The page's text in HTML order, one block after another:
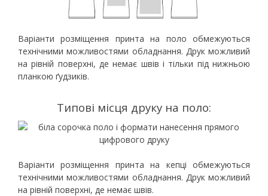
Варіанти розміщення принта на поло обмежуються
технічними можливостями обладнання. Друк можливий
на рівній поверхні, де немає швів і тільки під нижньою
планкою ґудзиків.
Типові місця друку на поло:
Варіанти розміщення принта на кепці обмежуються
технічними можливостями обладнання. Друк можливий
на рівній поверхні, де немає швів.